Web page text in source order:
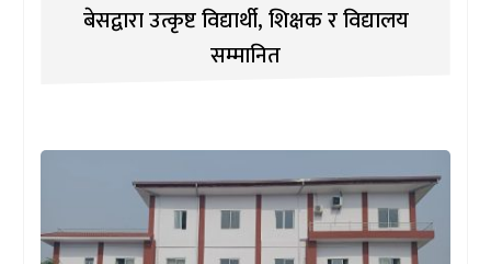
बेसद्वारा उत्कृष्ट विद्यार्थी, शिक्षक र विद्यालय
सम्मानित